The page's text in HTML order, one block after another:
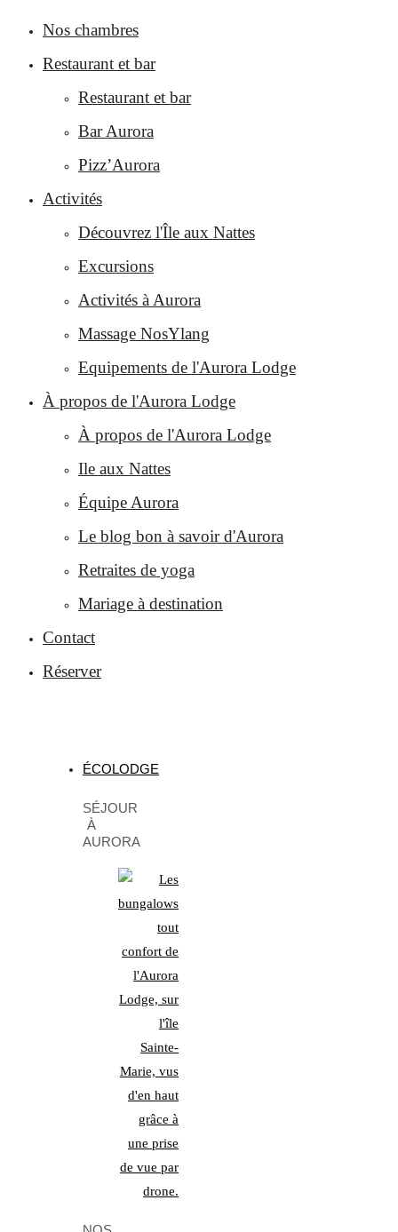
Nos chambres
Restaurant et bar
Restaurant et bar
Bar Aurora
Pizz’Aurora
Activités
Découvrez l'Île aux Nattes
Excursions
Activités à Aurora
Massage NosYlang
Equipements de l'Aurora Lodge
À propos de l'Aurora Lodge
À propos de l'Aurora Lodge
Ile aux Nattes
Équipe Aurora
Le blog bon à savoir d'Aurora
Retraites de yoga
Mariage à destination
Contact
Réserver
ÉCOLODGE
SÉJOUR
À
AURORA